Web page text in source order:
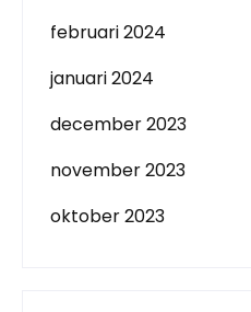
februari 2024
januari 2024
december 2023
november 2023
oktober 2023